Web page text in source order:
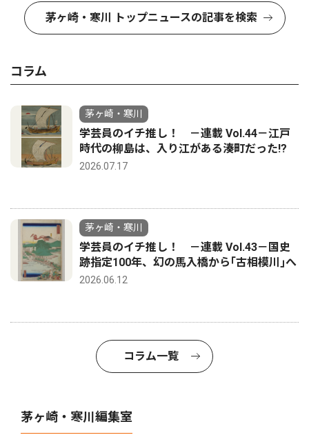
茅ヶ崎・寒川 トップニュースの記事を検索
コラム
茅ヶ崎・寒川
学芸員のイチ推し！ －連載 Vol.44－江戸
時代の柳島は、入り江がある湊町だった!?
2026.07.17
茅ヶ崎・寒川
学芸員のイチ推し！ －連載 Vol.43－国史
跡指定100年、幻の馬入橋から｢古相模川｣へ
2026.06.12
コラム一覧
茅ヶ崎・寒川編集室